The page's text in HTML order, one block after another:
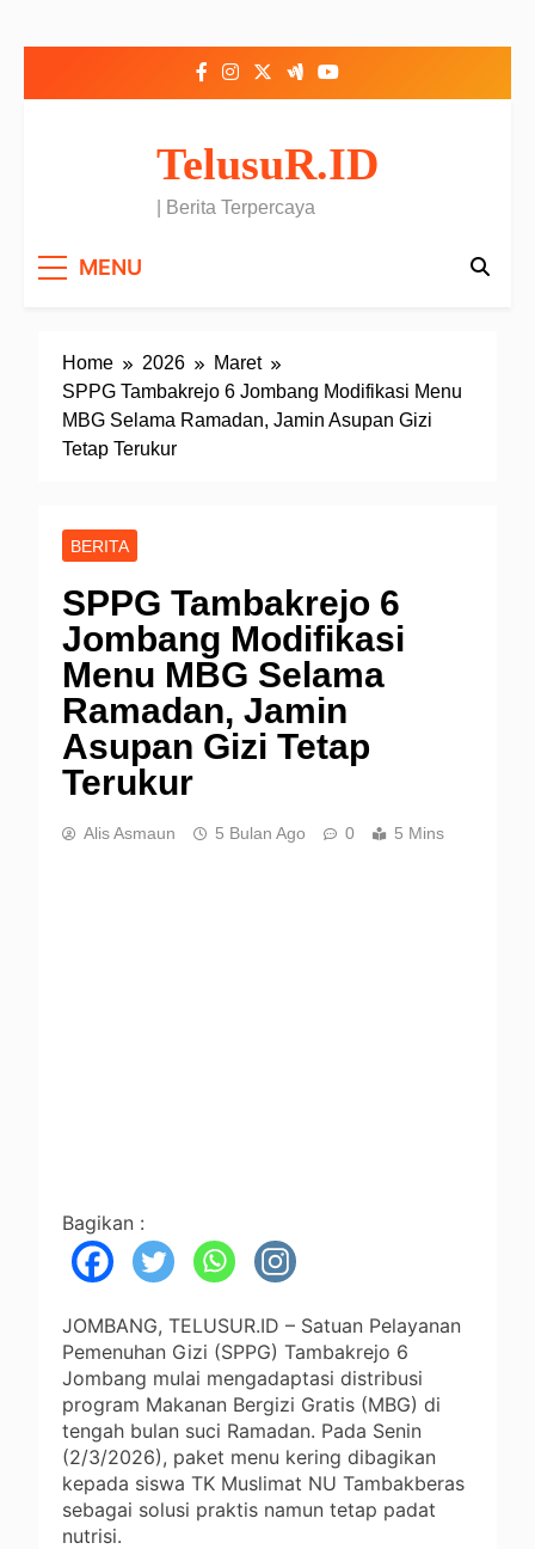
TelusuR.ID
| Berita Terpercaya
MENU
Home 2026
Maret
SPPG Tambakrejo 6 Jombang Modifikasi Menu
MBG Selama Ramadan, Jamin Asupan Gizi
Tetap Terukur
BERITA
SPPG Tambakrejo 6
Jombang Modifikasi
Menu MBG Selama
Ramadan, Jamin
Asupan Gizi Tetap
Terukur
Alis Asmaun 5 Bulan Ago 0 5 Mins
Bagikan :
JOMBANG, TELUSUR.ID – Satuan Pelayanan
Pemenuhan Gizi (SPPG) Tambakrejo 6
Jombang mulai mengadaptasi distribusi
program Makanan Bergizi Gratis (MBG) di
tengah bulan suci Ramadan. Pada Senin
(2/3/2026), paket menu kering dibagikan
kepada siswa TK Muslimat NU Tambakberas
sebagai solusi praktis namun tetap padat
nutrisi.